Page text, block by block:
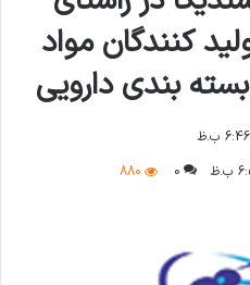
کنندگان مواد
بندی دارویی
0
880